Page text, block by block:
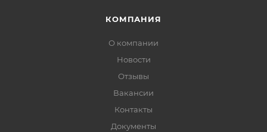
КОМПАНИЯ
О компании
Новости
Отзывы
Вакансии
Контакты
Документы